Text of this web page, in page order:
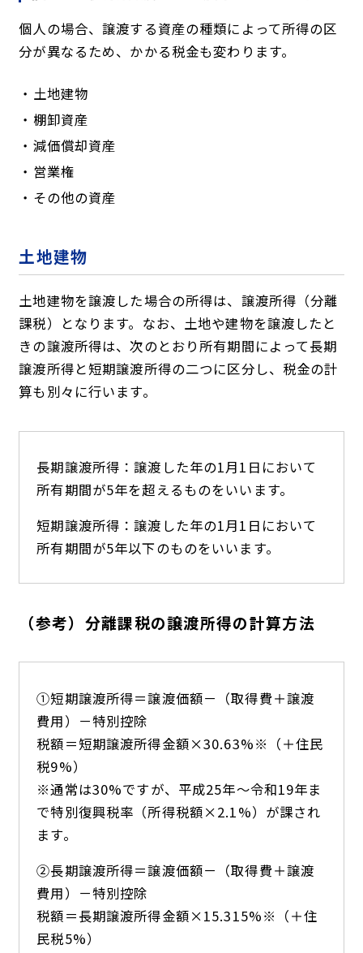
個人の場合、譲渡する資産の種類によって所得の区
分が異なるため、かかる税金も変わります。
土地建物
棚卸資産
減価償却資産
営業権
その他の資産
土地建物
土地建物を譲渡した場合の所得は、譲渡所得（分離
課税）となります。なお、土地や建物を譲渡したと
きの譲渡所得は、次のとおり所有期間によって長期
譲渡所得と短期譲渡所得の二つに区分し、税金の計
算も別々に行います。
長期譲渡所得：譲渡した年の1月1日において
所有期間が5年を超えるものをいいます。
短期譲渡所得：譲渡した年の1月1日において
所有期間が5年以下のものをいいます。
（参考）分離課税の譲渡所得の計算方法
①短期譲渡所得＝譲渡価額－（取得費＋譲渡
費用）－特別控除
税額＝短期譲渡所得金額×30.63%※（＋住民
税9%）
※通常は30%ですが、平成25年～令和19年ま
で特別復興税率（所得税額×2.1%）が課され
ます。
②長期譲渡所得＝譲渡価額－（取得費＋譲渡
費用）－特別控除
税額＝長期譲渡所得金額×15.315%※（＋住
民税5%）